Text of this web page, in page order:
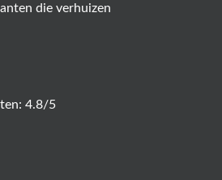
die verhuizen
4.8/5